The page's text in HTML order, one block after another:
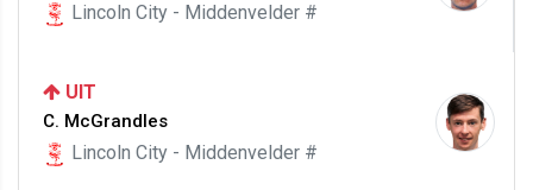
Lincoln City - Middenvelder #
UIT
C. McGrandles
Lincoln City - Middenvelder #